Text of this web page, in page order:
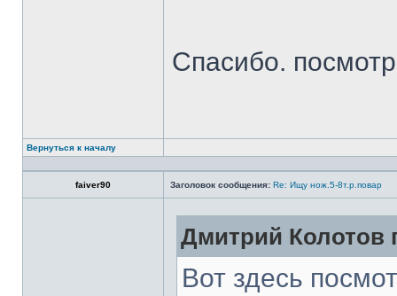
Спасибо.
Вернуться к началу
faiver90 Заголовок сообщения: Re: Ищу нож.5-8т.р.повар
Дмитрий Колотов
Вот здесь